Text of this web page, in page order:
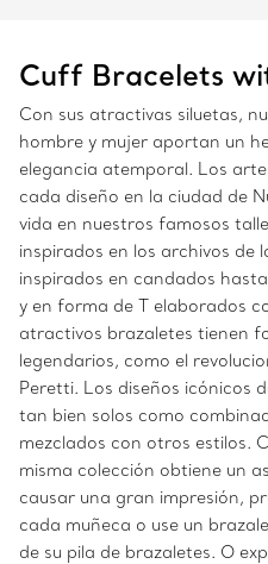
Cuff Bracelets
Con sus atractivas siluetas,
hombre y mujer aportan un
elegancia atemporal. Los
cada diseño en la ciudad de
vida en nuestros famosos
inspirados en los archivos de
inspirados en candados
y en forma de T elaborados
atractivos brazaletes tienen
legendarios, como el
Peretti. Los diseños icónicos
tan bien solos como
mezclados con otros estilos.
misma colección obtiene un
causar una gran impresión,
cada muñeca o use un
de su pila de brazaletes. O